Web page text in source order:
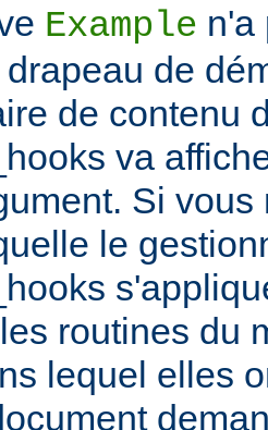
Example n'a
de
de contenu
va
Si
le
routines du
lequel elles